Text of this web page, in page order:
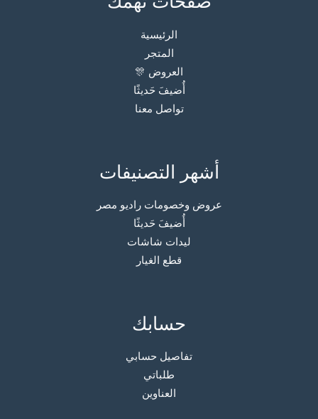
الرئيسية
المتجر
العروض 🎊
أُضيفَ حَديثًا
تواصل معنا
أشهر التصنيفات
عروض وخصومات راديو مصر
أُضيفَ حَديثًا
ليدات شاشات
قطع الغيار
حسابك
تفاصيل حسابي
طلباتي
العناوين